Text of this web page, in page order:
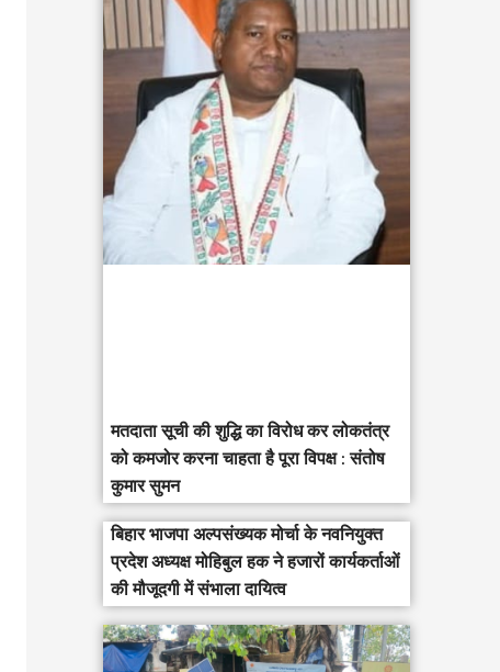
मतदाता सूची की शुद्धि का विरोध कर लोकतंत्र
को कमजोर करना चाहता है पूरा विपक्ष : संतोष
कुमार सुमन
बिहार भाजपा अल्पसंख्यक मोर्चा के नवनियुक्त
प्रदेश अध्यक्ष मोहिबुल हक ने हजारों कार्यकर्ताओं
की मौजूदगी में संभाला दायित्व